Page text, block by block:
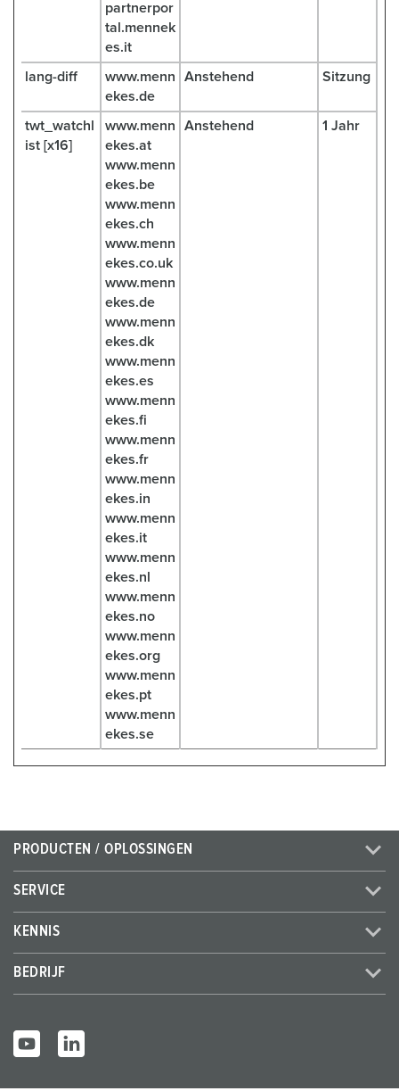
partnerpor
tal.mennek
es.it
lang-diff
www.menn
ekes.de
Anstehend Sitzung
twt_watchl
ist [x16]
www.menn
ekes.at
www.menn
ekes.be
www.menn
ekes.ch
www.menn
ekes.co.uk
www.menn
ekes.de
www.menn
ekes.dk
www.menn
ekes.es
www.menn
ekes.fi
www.menn
ekes.fr
www.menn
ekes.in
www.menn
ekes.it
www.menn
ekes.nl
www.menn
ekes.no
www.menn
ekes.org
www.menn
ekes.pt
www.menn
ekes.se
Anstehend 1 Jahr
PRODUCTEN / OPLOSSINGEN
SERVICE
KENNIS
BEDRIJF